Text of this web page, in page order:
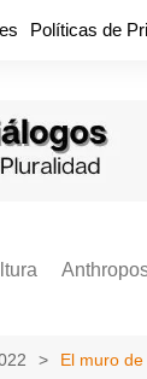
Políticas de
El muro